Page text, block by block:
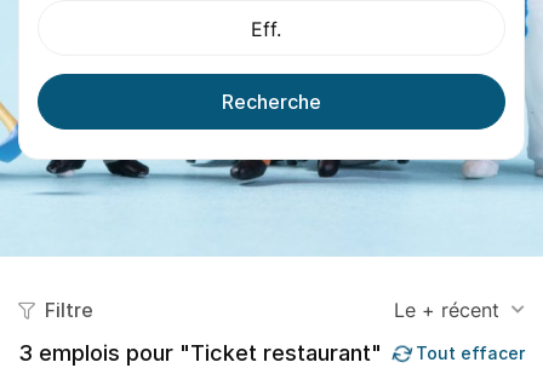
Eff.
Recherche
Filtre Le + récent
3 emplois pour "Ticket restaurant" Tout effacer